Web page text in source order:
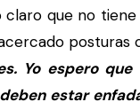
claro que no
posturas
Yo espero
estar